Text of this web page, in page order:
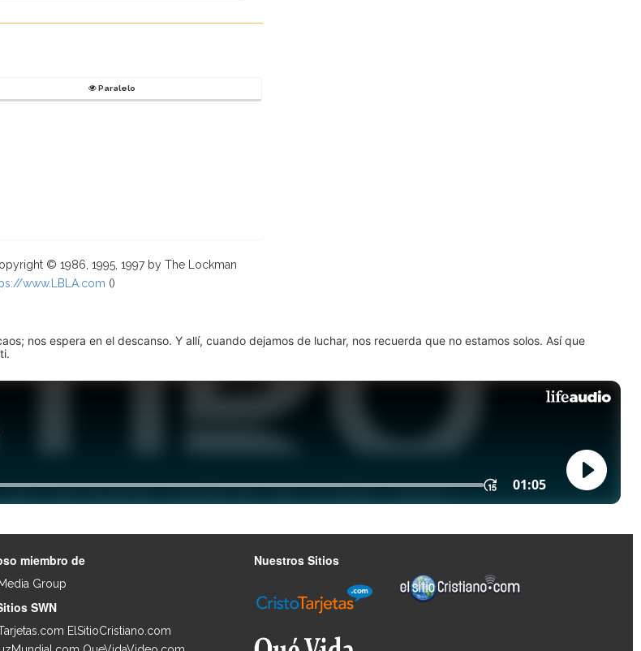
Paralelo
© 1986, 1995, 1997 by The Lockman
www.LBLA.com ()
nos espera en el descanso. Y allí, cuando dejamos de luchar, nos recuerda que no estamos solos. Así que
miembro de
Group
SWN
ElSitioCristiano.com
Nuestros Sitios